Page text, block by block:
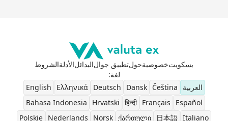
بسكويتخصوصيةحولتطبيق جوالالبدائلالأدلةالشروط
لغة:
العربية
Čeština
Dansk
Deutsch
Ελληνικά
English
Español
Français
हिन्दी
Hrvatski
Bahasa Indonesia
Italiano
日本語
ქართული
Norsk
Nederlands
Polskie